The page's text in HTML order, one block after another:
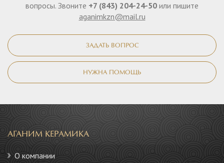
вопросы. Звоните +7 (843) 204-24-50 или пишите
aganimkzn@mail.ru
ЗАДАТЬ ВОПРОС
НУЖНА ПОМОЩЬ
АГАНИМ КЕРАМИКА
О компании